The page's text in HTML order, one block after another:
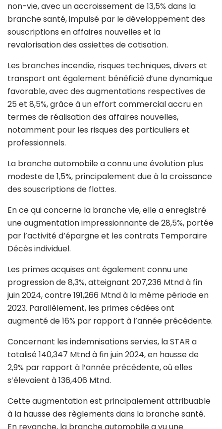
non-vie, avec un accroissement de 13,5% dans la
branche santé, impulsé par le développement des
souscriptions en affaires nouvelles et la
revalorisation des assiettes de cotisation.
Les branches incendie, risques techniques, divers et
transport ont également bénéficié d’une dynamique
favorable, avec des augmentations respectives de
25 et 8,5%, grâce à un effort commercial accru en
termes de réalisation des affaires nouvelles,
notamment pour les risques des particuliers et
professionnels.
La branche automobile a connu une évolution plus
modeste de 1,5%, principalement due à la croissance
des souscriptions de flottes.
En ce qui concerne la branche vie, elle a enregistré
une augmentation impressionnante de 28,5%, portée
par l’activité d’épargne et les contrats Temporaire
Décès individuel.
Les primes acquises ont également connu une
progression de 8,3%, atteignant 207,236 Mtnd à fin
juin 2024, contre 191,266 Mtnd à la même période en
2023. Parallèlement, les primes cédées ont
augmenté de 16% par rapport à l’année précédente.
Concernant les indemnisations servies, la STAR a
totalisé 140,347 Mtnd à fin juin 2024, en hausse de
2,9% par rapport à l’année précédente, où elles
s’élevaient à 136,406 Mtnd.
Cette augmentation est principalement attribuable
à la hausse des règlements dans la branche santé.